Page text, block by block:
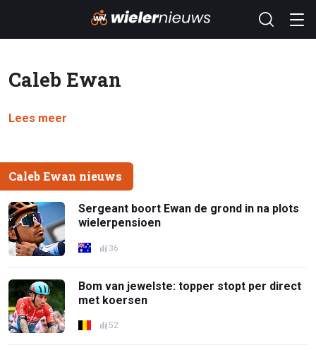
Caleb Ewan
Lees meer
Caleb Ewan nieuws
Sergeant boort Ewan de grond in na plots
wielerpensioen
36
Bom van jewelste: topper stopt per direct
met koersen
52